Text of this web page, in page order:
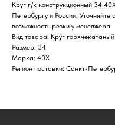
Круг г/к конструкционный 34
Петербургу и России. Уточняйте
возможность резки у менеджера.
Вид товара: Круг
Размер: 34
Марка: 40Х
Регион поставки: Санкт-